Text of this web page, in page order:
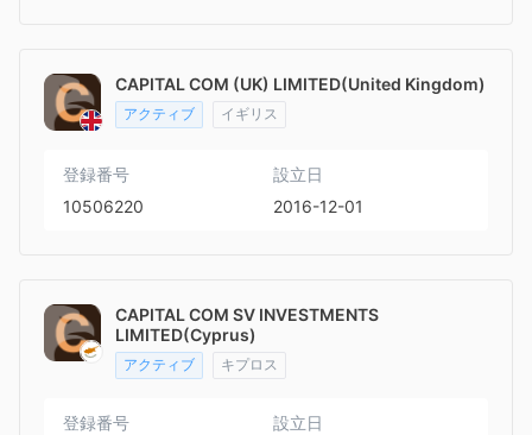
CAPITAL COM (UK) LIMITED(United Kingdom)
アクティブ イギリス
登録番号
10506220
設立日
2016-12-01
CAPITAL COM SV INVESTMENTS
LIMITED(Cyprus)
アクティブ キプロス
登録番号 設立日